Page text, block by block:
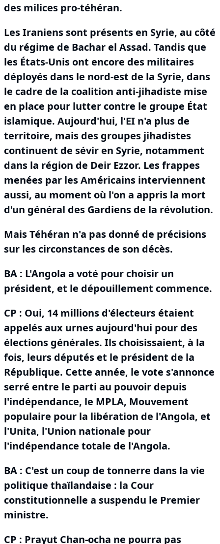
des milices pro-téhéran.
Les Iraniens sont présents en Syrie, au côté
du régime de Bachar el Assad. Tandis que
les États-Unis ont encore des militaires
déployés dans le nord-est de la Syrie, dans
le cadre de la coalition anti-jihadiste mise
en place pour lutter contre le groupe État
islamique. Aujourd'hui, l'EI n'a plus de
territoire, mais des groupes jihadistes
continuent de sévir en Syrie, notamment
dans la région de Deir Ezzor. Les frappes
menées par les Américains interviennent
aussi, au moment où l'on a appris la mort
d'un général des Gardiens de la révolution.
Mais Téhéran n'a pas donné de précisions
sur les circonstances de son décès.
BA : L'Angola a voté pour choisir un
président, et le dépouillement commence.
CP : Oui, 14 millions d'électeurs étaient
appelés aux urnes aujourd'hui pour des
élections générales. Ils choisissaient, à la
fois, leurs députés et le président de la
République. Cette année, le vote s'annonce
serré entre le parti au pouvoir depuis
l'indépendance, le MPLA, Mouvement
populaire pour la libération de l'Angola, et
l'Unita, l'Union nationale pour
l'indépendance totale de l'Angola.
BA : C'est un coup de tonnerre dans la vie
politique thaïlandaise : la Cour
constitutionnelle a suspendu le Premier
ministre.
CP : Prayut Chan-ocha ne pourra pas